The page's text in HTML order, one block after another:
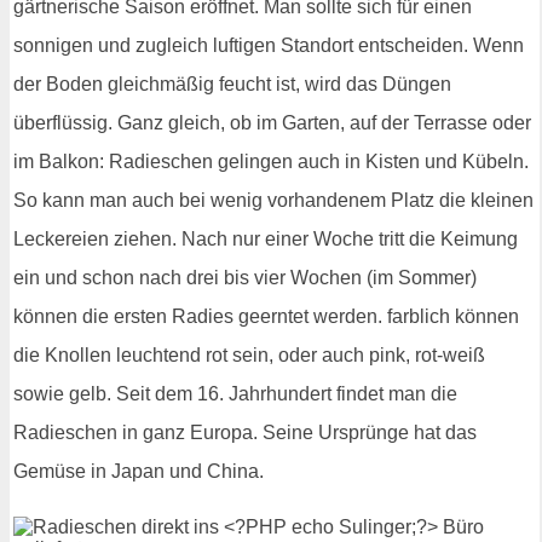
gärtnerische Saison eröffnet. Man sollte sich für einen
sonnigen und zugleich luftigen Standort entscheiden. Wenn
der Boden gleichmäßig feucht ist, wird das Düngen
überflüssig. Ganz gleich, ob im Garten, auf der Terrasse oder
im Balkon: Radieschen gelingen auch in Kisten und Kübeln.
So kann man auch bei wenig vorhandenem Platz die kleinen
Leckereien ziehen. Nach nur einer Woche tritt die Keimung
ein und schon nach drei bis vier Wochen (im Sommer)
können die ersten Radies geerntet werden. farblich können
die Knollen leuchtend rot sein, oder auch pink, rot-weiß
sowie gelb. Seit dem 16. Jahrhundert findet man die
Radieschen in ganz Europa. Seine Ursprünge hat das
Gemüse in Japan und China.